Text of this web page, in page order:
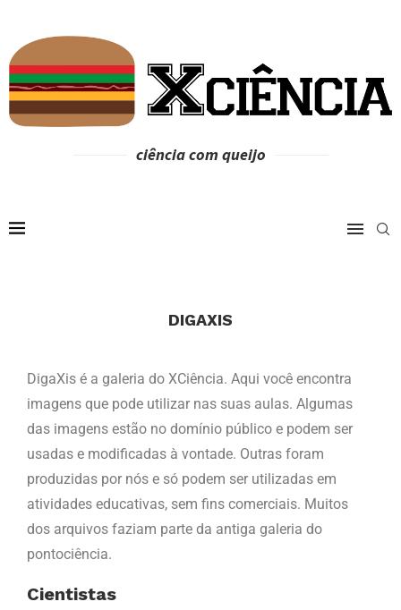
ciência com queijo
DIGAXIS
DigaXis é a galeria do XCiência. Aqui você encontra
imagens que pode utilizar nas suas aulas. Algumas
das imagens estão no domínio público e podem ser
usadas e modificadas à vontade. Outras foram
produzidas por nós e só podem ser utilizadas em
atividades educativas, sem fins comerciais. Muitos
dos arquivos faziam parte da antiga galeria do
pontociência.
Cientistas